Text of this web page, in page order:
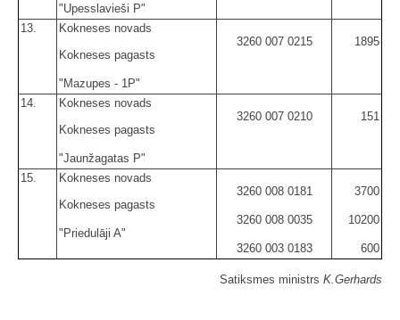
"Upesslavieši P"
13.
Kokneses novads
Kokneses pagasts
"Mazupes - 1P"
3260 007 0215 1895
14.
Kokneses novads
Kokneses pagasts
"Jaunžagatas P"
3260 007 0210 151
15.
Kokneses novads
Kokneses pagasts
"Priedulāji A"
3260 008 0181
3260 008 0035
3260 003 0183
3700
10200
600
Satiksmes ministrs K.Gerhards